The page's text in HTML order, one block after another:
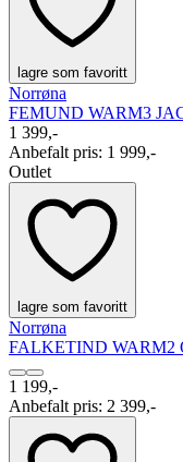
lagre som favoritt
Norrøna
FEMUND WARM3
1 399,-
Anbefalt pris: 1 999,-
Outlet
lagre som favoritt
Norrøna
FALKETIND WARM2
1 199,-
Anbefalt pris: 2 399,-